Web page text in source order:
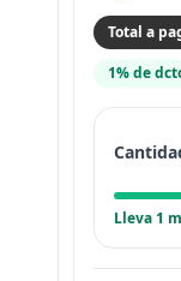
Total a
1% de
Lleva 1